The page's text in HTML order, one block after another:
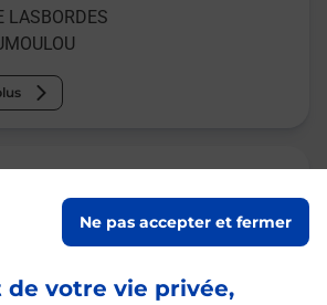
de votre vie privée,
Ne pas accepter et fermer
LASBORDES
ouvre lundi à 09h00